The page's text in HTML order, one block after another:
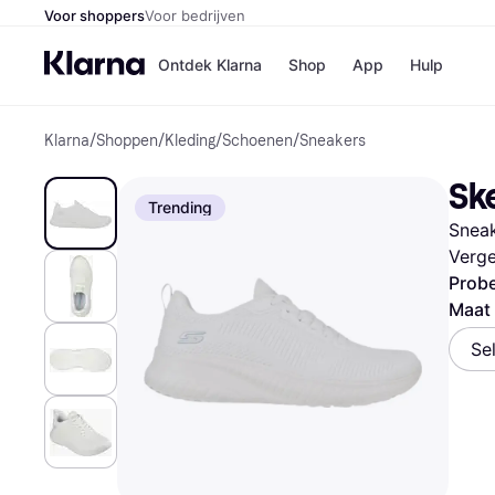
Voor shoppersVoor bedrijven
Ontdek Klarna Shop
Bol
H&M
App Hulp
Klarna/Shoppen/Kleding/Schoenen/Sneakers
Trending
Maat